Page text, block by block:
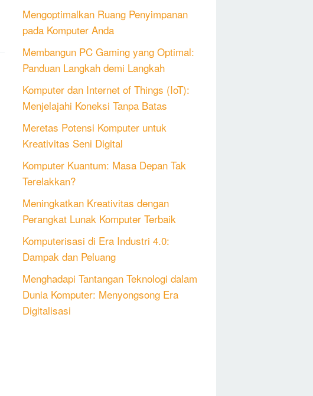
Mengoptimalkan Ruang Penyimpanan
pada Komputer Anda
Membangun PC Gaming yang Optimal:
Panduan Langkah demi Langkah
Komputer dan Internet of Things (IoT):
Menjelajahi Koneksi Tanpa Batas
Meretas Potensi Komputer untuk
Kreativitas Seni Digital
Komputer Kuantum: Masa Depan Tak
Terelakkan?
Meningkatkan Kreativitas dengan
Perangkat Lunak Komputer Terbaik
Komputerisasi di Era Industri 4.0:
Dampak dan Peluang
Menghadapi Tantangan Teknologi dalam
Dunia Komputer: Menyongsong Era
Digitalisasi